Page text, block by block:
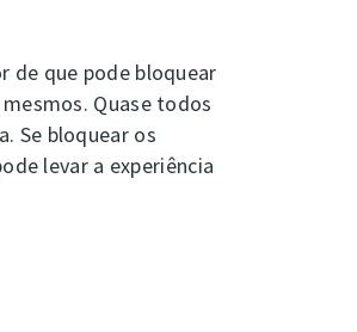
de que pode bloquear
Quase todos
Se bloquear os
levar a experiência